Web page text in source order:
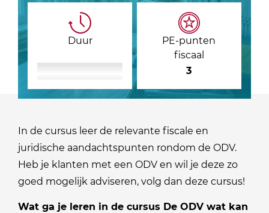
Duur
PE-punten
fiscaal
3
In de cursus leer de relevante fiscale en
juridische aandachtspunten rondom de ODV.
Heb je klanten met een ODV en wil je deze zo
goed mogelijk adviseren, volg dan deze cursus!
Wat ga je leren in de cursus De ODV wat kan